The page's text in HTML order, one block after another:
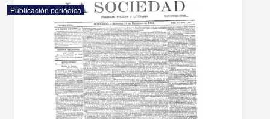
Publicación periódica